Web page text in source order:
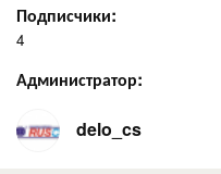
Подписчики:
4
Администратор:
delo_cs